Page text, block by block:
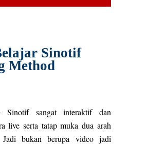
Sinotif
Method
Sinotif sangat interaktif dan
live serta tatap muka dua arah
Jadi bukan berupa video jadi